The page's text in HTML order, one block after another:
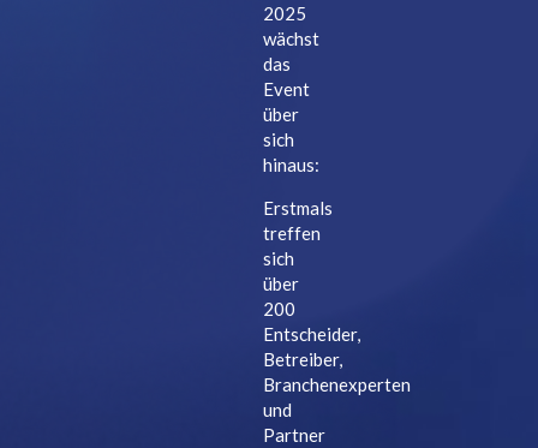
2025
wächst
das
Event
über
sich
hinaus:
Erstmals
treffen
sich
über
200
Entscheider,
Betreiber,
Branchenexperten
und
Partner